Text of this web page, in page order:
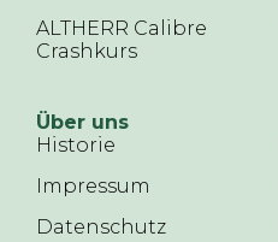
ALTHERR Calibre
Crashkurs
Über uns
Historie
Impressum
Datenschutz